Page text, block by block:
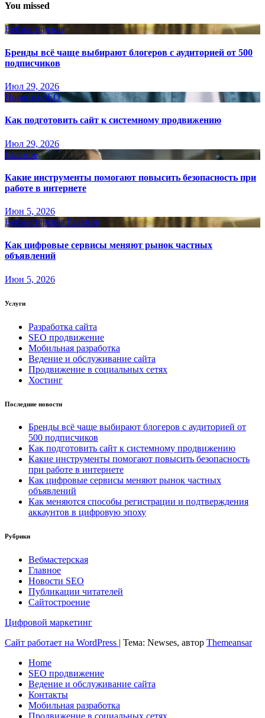
You missed
Вебмастерская
Бренды всё чаще выбирают блогеров с аудиторией от 500
подписчиков
Июл 29, 2026
Новости SEO
Как подготовить сайт к системному продвижению
Июл 29, 2026
Главное
Какие инструменты помогают повысить безопасность при
работе в интернете
Июн 5, 2026
Вебмастерская Главное
Как цифровые сервисы меняют рынок частных
объявлений
Июн 5, 2026
Услуги
Разработка сайта
SEO продвижение
Мобильная разработка
Ведение и обслуживание сайта
Продвижение в социальных сетях
Хостинг
Последние новости
Бренды всё чаще выбирают блогеров с аудиторией от
500 подписчиков
Как подготовить сайт к системному продвижению
Какие инструменты помогают повысить безопасность
при работе в интернете
Как цифровые сервисы меняют рынок частных
объявлений
Как меняются способы регистрации и подтверждения
аккаунтов в цифровую эпоху
Рубрики
Вебмастерская
Главное
Новости SEO
Публикации читателей
Сайтостроение
Цифровой маркетинг
Сайт работает на WordPress | Тема: Newses, автор Themeansar
Home
SEO продвижение
Ведение и обслуживание сайта
Контакты
Мобильная разработка